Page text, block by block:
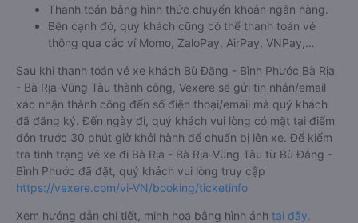
Thanh toán bằng hình thức chuyển khoản ngân hàng.
Bên cạnh đó, quý khách cũng có thể thanh toán vé
thông qua các ví Momo, ZaloPay, AirPay, VNPay,…
Sau khi thanh toán vé xe khách Bù Đăng - Bình Phước Bà Rịa
- Bà Rịa-Vũng Tàu thành công, Vexere sẽ gửi tin nhắn/email
xác nhận thành công đến số điện thoại/email mà quý khách
đã đăng ký. Đến ngày đi, quý khách vui lòng có mặt tại điểm
đón trước 30 phút giờ khởi hành để chuẩn bị lên xe. Để kiểm
tra tình trạng vé xe đi Bà Rịa - Bà Rịa-Vũng Tàu từ Bù Đăng -
Bình Phước đã đặt, quý khách vui lòng truy cập
https://vexere.com/vi-VN/booking/ticketinfo
Xem hướng dẫn chi tiết, minh họa bằng hình ảnh tại đây.